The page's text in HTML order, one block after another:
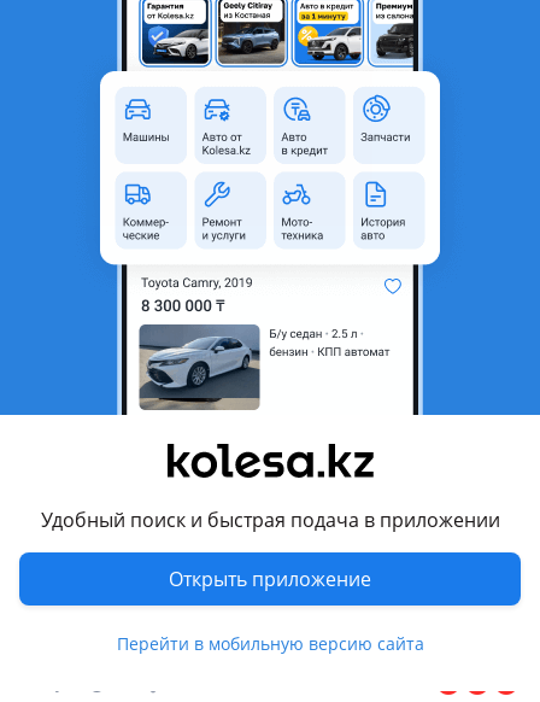
Удобный поиск и быстрая подача в приложении
Открыть приложение
Перейти в мобильную версию сайта
663 17
Подушки двигателя BMW НА ВЕСЬ
МОДЕЛЬНЫЙ РЯД
Новая BMW 3 серия (2004 - 2010 E90/E91/E92/E93)
В наличии подушки на весь модельный ряд BMW, как оригинал так и хороший аналоги. Много всего в наличии для вашего авто, даже если чего нету под заказ за 7 дней привезем! Звоните с 09: 00 до 21: 00 Или пишите в любое время будем рады помочь:)